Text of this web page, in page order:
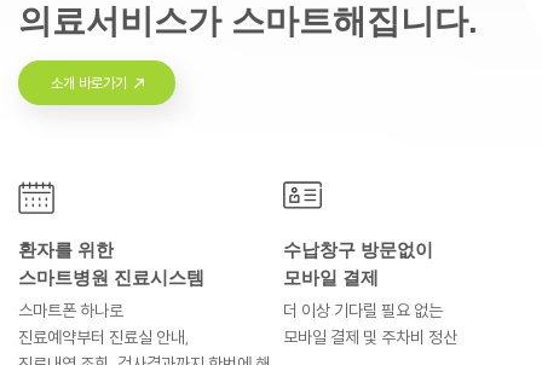
의료서비스가 스마트해집니다.
소개 바로가기
환자를 위한
스마트병원 진료시스템
스마트폰 하나로
진료예약부터 진료실 안내,
수납창구 방문없이
모바일 결제
더 이상 기다릴 필요 없는
모바일 결제 및 주차비 정산